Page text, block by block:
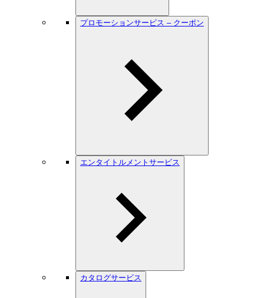
プロモーションサービス – クーポン
エンタイトルメントサービス
カタログサービス